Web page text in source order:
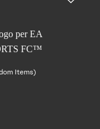
Items)